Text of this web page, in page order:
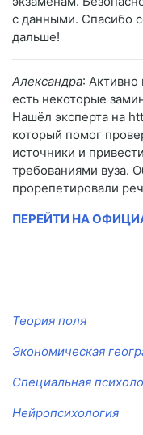
с данными. Спасибо
дальше!
Александра: Активно
есть некоторые
Нашёл эксперта на
который помог
источники и
требованиями вуза.
прорепетировали
ПЕРЕЙТИ НА
Теория поля
Экономическая
Специальная
Нейропсихология